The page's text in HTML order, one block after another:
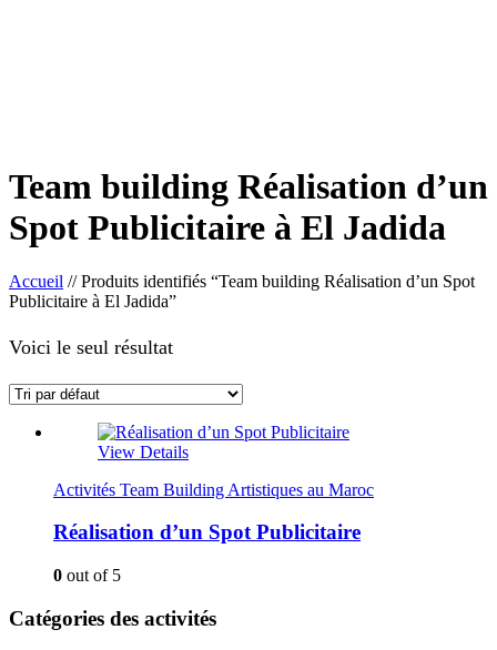
Team building Réalisation d’un
Spot Publicitaire à El Jadida
Accueil //Produits identifiés “Team building Réalisation d’un Spot
Publicitaire à El Jadida”
Voici le seul résultat
View Details
Activités Team Building Artistiques au Maroc
Réalisation d’un Spot Publicitaire
0 out of 5
Catégories des activités